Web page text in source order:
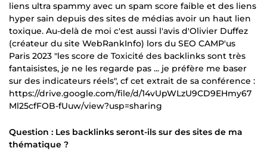
liens ultra spammy avec un spam score faible et des liens
hyper sain depuis des sites de médias avoir un haut lien
toxique. Au-delà de moi c'est aussi l'avis d'Olivier Duffez
(créateur du site WebRankInfo) lors du SEO CAMP'us
Paris 2023 "les score de Toxicité des backlinks sont très
fantaisistes, je ne les regarde pas ... je préfère me baser
sur des indicateurs réels", cf cet extrait de sa conférence :
https://drive.google.com/file/d/14vUpWLzU9CD9EHmy67
Ml25cfFOB-fUuw/view?usp=sharing
Question : Les backlinks seront-ils sur des sites de ma
thématique ?